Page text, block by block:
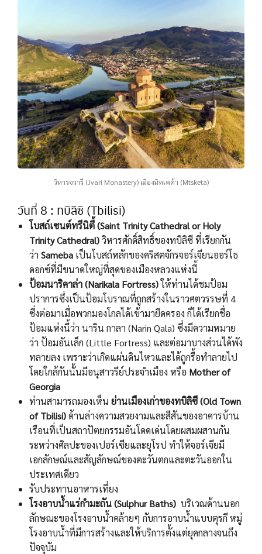
วิหารจวารี (Jvari Monastery) เมืองมิทเคต้า (Mtsketa)
วันที่ 8 : ทบิลิซิ (Tbilisi)
โบสถ์เซนต์ทรีนิตี้ (Saint Trinity Cathedral or Holy
Trinity Cathedral)วิหารศักดิ์สิทธิ์ของทบิลิซี ที่เรียกกัน
ว่า Sameba เป็นโบสถ์หลักของคริสตจักรจอร์เจียนออร์โธ
ดอกซ์ที่มีขนาดใหญ่ที่สุดของเมืองหลวงแห่งนี้
ป้อมนาริคาล่า (Narikala Fortress)ให้ท่านได้ชมป้อม
ปราการซึ่งเป็นป้อมโบราณที่ถูกสร้างในราวศตวรรษที่ 4
ซึ่งต่อมาเมื่อพวกมองโกลได้เข้ามายึดครอง ก็ได้เรียกชื่อ
ป้อมแห่งนี้ว่า นาริน กาลา (Narin Qala) ซึ่งมีความหมาย
ว่า ป้อมอันเล็ก (Little Fortress) และต่อมาบางส่วนได้พัง
ทลายลง เพราะว่าเกิดแผ่นดินไหวและได้ถูกรื้อทำลายไป
โดยใกล้กันนั้นมีอนุสาวรีย์ประจำเมือง หรือ Mother of
Georgia
ท่านสามารถมองเห็น ย่านเมืองเก่าของทบิลิซี (Old Town
of Tbilisi)ด้านล่างความสวยงามและสีสันของอาคารบ้าน
เรือนที่เป็นสถาปัตยกรรมอันโดดเด่นโดยผสมผสานกัน
ระหว่างศิลปะของเปอร์เซียและยุโรป ทำให้จอร์เจียมี
เอกลักษณ์และสัญลักษณ์ของตะวันตกและตะวันออกใน
ประเทศเดียว
รับประทานอาหารเที่ยง
โรงอาบน้ำแร่กํามะถัน (Sulphur Baths) บริเวณด้านนอก
ลักษณะของโรงอาบน้ำคล้ายๆ กับการอาบน้ำแบบตุรกี หมู่
โรงอาบนํ้าที่มีการสร้างและให้บริการตั้งแต่ยุคกลางจนถึง
ปัจจุบัม